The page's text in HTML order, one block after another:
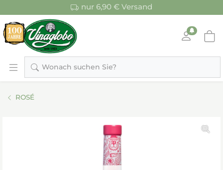
nur 6,90 € Versand
Wonach suchen Sie?
ROSÉ